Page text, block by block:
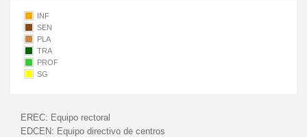
INF
SEN
PLA
TRA
PROF
SG
EREC: Equipo rectoral
EDCEN: Equipo directivo de centros